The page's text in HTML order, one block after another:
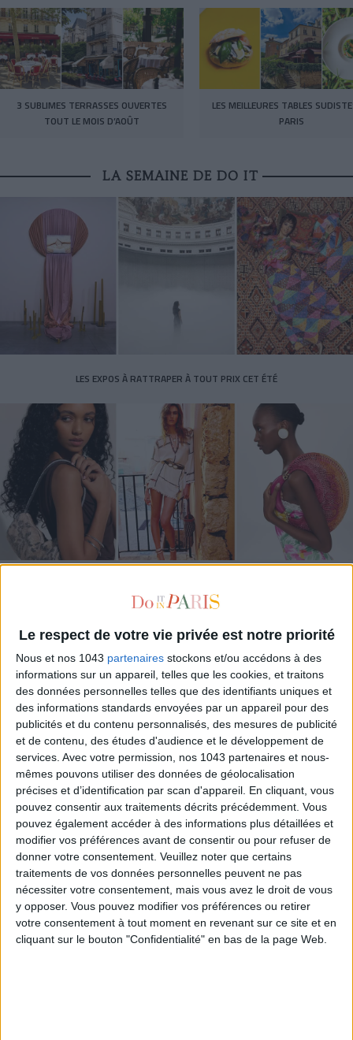
Le respect de votre vie privée est notre priorité
Nous et nos 1043 partenaires stockons et/ou accédons à des
informations sur un appareil, telles que les cookies, et traitons
des données personnelles telles que des identifiants uniques et
des informations standards envoyées par un appareil pour des
publicités et du contenu personnalisés, des mesures de publicité
et de contenu, des études d'audience et le développement de
services. Avec votre permission, nos 1043 partenaires et nous-
mêmes pouvons utiliser des données de géolocalisation
précises et d’identification par scan d'appareil. En cliquant, vous
pouvez consentir aux traitements décrits précédemment. Vous
pouvez également accéder à des informations plus détaillées et
modifier vos préférences avant de consentir ou pour refuser de
donner votre consentement. Veuillez noter que certains
traitements de vos données personnelles peuvent ne pas
nécessiter votre consentement, mais vous avez le droit de vous
y opposer. Vous pouvez modifier vos préférences ou retirer
votre consentement à tout moment en revenant sur ce site et en
cliquant sur le bouton "Confidentialité" en bas de la page Web.
3 SUBLIMES TERRASSES OUVERTES
TOUT LE MOIS D’AOÛT
LES MEILLEURES TABLES
PARIS
LA SEMAINE DE DO IT
LES EXPOS À RATTRAPER À TOUT PRIX CET ÉTÉ
CONNAISSEZ-VOUS LE AIRBNB DE LA PISCINE AUTOUR DE PARIS ?